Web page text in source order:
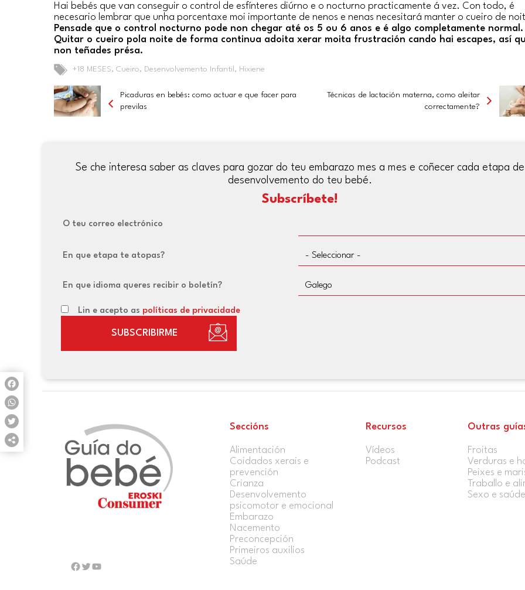
Hai bebés que van conseguir o control de esfínteres diúrno e o nocturno practicamente á vez. Con todo, é
necesario lembrar que unha porcentaxe moi importante de nenos e nenas necesitará manter o cueiro de
Pensade que o control nocturno pode non chegar até os 5 ou 6 anos e é algo completamente normal.
Quitar o cueiro pola noite de forma continua adoita xerar moita frustración cando hai escapes, así
non teñades présa.
+18 MESES, Cueiro, Desenvolvemento Infantil , Hixiene
Técnicas de lactación materna, como aleitar
correctamente?
Picaduras en bebés: como actuar e que facer para
previlas
Se che interesa saber as claves para gozar do teu embarazo mes a mes e coñecer cada etapa de
desenvolvemento do teu bebé.
Subscríbete!
O teu correo electrónico
En que etapa te atopas?
En que idioma queres recibir o boletín?
Lin e acepto as políticas de privacidade
SUBSCRIBIRME
Seccións
Alimentación
Coidados xerais e
prevención
Crianza
Desenvolvemento
psicomotor e emocional
Embarazo
Nacemento
Preconcepción
Primeiros auxilios
Saúde
Recursos
Vídeos
Podcast
Outras
Froitas
Verduras e
Peixes e
Traballo e
Sexo e saúde
Facebook
Twitter
YouTube
Facebook
WhatsApp
Twitter
Compartir